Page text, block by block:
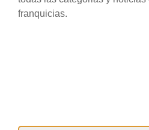
franquicias.